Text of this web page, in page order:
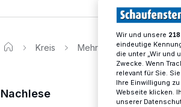
Kreis Mehr Sicherheit für
Nachlese
Wir und unsere 218
eindeutige
die unter „Wir und
Zwecke. Wenn
relevant für Sie.
Ihre Einwilligung
Webseite klicken.
unserer